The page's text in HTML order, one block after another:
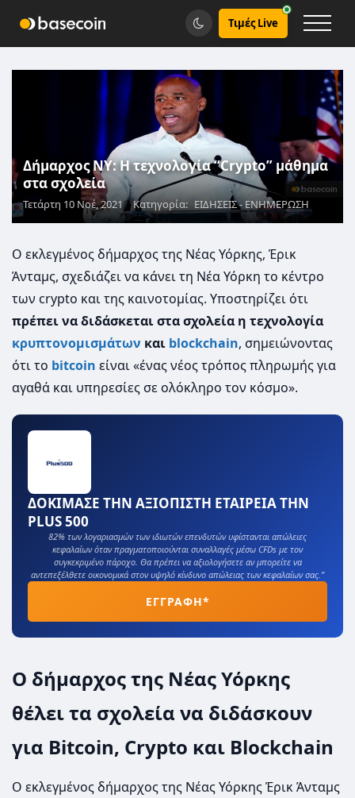
Τιμές Live
Δήμαρχος ΝΥ: H τεχνολογία “Crypto” μάθημα
στα σχολεία
Τετάρτη 10 Νοέ, 2021 Κατηγορία: ΕΙΔΗΣΕΙΣ - ΕΝΗΜΕΡΩΣΗ
Ο εκλεγμένος δήμαρχος της Νέας Υόρκης, Έρικ
Άνταμς, σχεδιάζει να κάνει τη Νέα Υόρκη το κέντρο
των crypto και της καινοτομίας. Υποστηρίζει ότι
πρέπει να διδάσκεται στα σχολεία η τεχνολογία
κρυπτονομισμάτων και blockchain, σημειώνοντας
ότι το bitcoin είναι «ένας νέος τρόπος πληρωμής για
αγαθά και υπηρεσίες σε ολόκληρο τον κόσμο».
ΔΟΚΙΜΑΣΕ ΤΗΝ ΑΞΙΟΠΙΣΤΗ ΕΤΑΙΡΕΙΑ ΤΗΝ
PLUS 500
82% των λογαριασμών των ιδιωτών επενδυτών υφίστανται απώλειες
κεφαλαίων όταν πραγματοποιούνται συναλλαγές μέσω CFDs με τον
συγκεκριμένο πάροχο. Θα πρέπει να αξιολογήσετε αν μπορείτε να
αντεπεξέλθετε οικονομικά στον υψηλό κίνδυνο απώλειας των κεφαλαίων σας.”
ΕΓΓΡΑΦΗ*
Ο δήμαρχος της Νέας Υόρκης
θέλει τα σχολεία να διδάσκουν
για Bitcoin, Crypto και Blockchain
Ο εκλεγμένος δήμαρχος της Νέας Υόρκης Έρικ Άνταμς